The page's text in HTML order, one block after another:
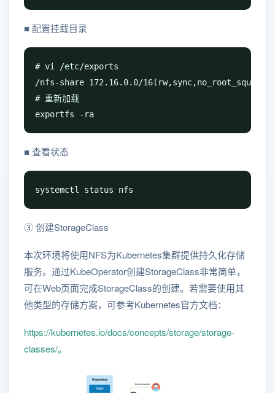
■ 配置挂载目录
# vi /etc/exports
/nfs-share 172.16.0.0/16(rw,sync,no_root_squash)
# 重新加载
exportfs -ra
■ 查看状态
systemctl status nfs
③ 创建StorageClass
本次环境将使用NFS为Kubernetes集群提供持久化存储
服务。通过KubeOperator创建StorageClass非常简单，
可在Web页面完成StorageClass的创建。若需要使用其
他类型的存储方案，可参考Kubernetes官方文档：
https://kubernetes.io/docs/concepts/storage/storage-
classes/。